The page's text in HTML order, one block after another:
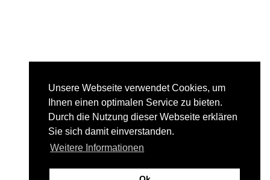
Unsere Webseite verwendet Cookies, um
Ihnen einen optimalen Service zu bieten.
Durch die Nutzung dieser Webseite erklären
Sie sich damit einverstanden.
Weitere Informationen